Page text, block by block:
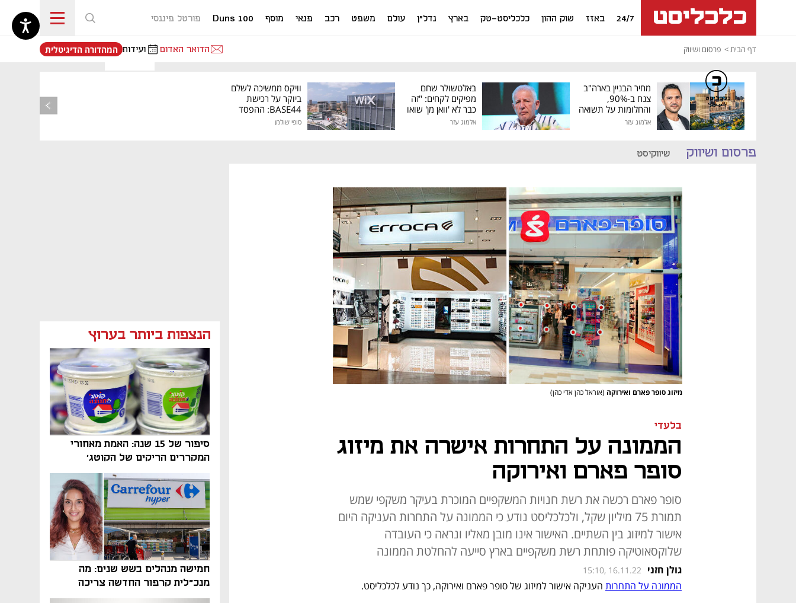
24/7 באזז שוק ההון כלכליסט-טק בארץ נדל"ן עולם משפט רכב פנאי מוסף Duns 100 פורטל פיננסי
דף הבית פרסום ושיווק הדואר האדום ועידות
נפתח בכרטיסייה חדשה
המהדורה הדיגיטלית
מחיר הבניין בארה"ב
צנח ב-90%,
והחלומות על תשואה
גבוהה התנפצו
אלמוג עזר
באלטשולר שחם
מפיקים לקחים: "זה
כבר לא 'וואן מן' שואו
של גילעד"
אלמוג עזר
וויקס ממשיכה לשלם
ביוקר על רכישת
BASE44: ההפסד
סופי שולמן
פרסום ושיווק שיווקיסט
הנצפות ביותר בערוץ
סיפור של 15 שנה: האמת מאחורי
המקררים הריקים של הקוטג׳
חמישה מנהלים בשש שנים: מה
מנכ"לית קרפור החדשה צריכה
לעשות כדי לשרוד
מיזוג סופר פארם ואירוקה (אוראל כהן אדי כהן)
כלכליסט
דיגיטל
בלעדי
הממונה על התחרות אישרה את מיזוג
סופר פארם ואירוקה
סופר פארם רכשה את רשת חנויות המשקפיים המוכרת בעיקר משקפי שמש
תמורת 75 מיליון שקל, ולכלכליסט נודע כי הממונה על התחרות העניקה היום
אישור למיזוג בין השתיים. האישור אינו מובן מאליו ונראה כי העובדה
שלוקסאוטיקה פותחת רשת משקפיים בארץ סייעה להחלטת הממונה
גולן חזני 15:10, 16.11.22
הממונה על התחרות העניקה אישור למיזוג של סופר פארם ואירוקה, כך נודע לכלכליסט.